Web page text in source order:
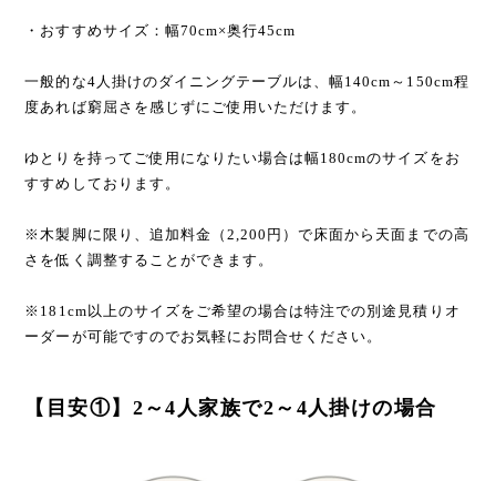
・おすすめサイズ：幅70cm×奥行45cm
一般的な4人掛けのダイニングテーブルは、幅140cm～150cm程
度あれば窮屈さを感じずにご使用いただけます。
ゆとりを持ってご使用になりたい場合は幅180cmのサイズをお
すすめしております。
※木製脚に限り、追加料金（2,200円）で床面から天面までの高
さを低く調整することができます。
※181cm以上のサイズをご希望の場合は特注での別途見積りオ
ーダーが可能ですのでお気軽にお問合せください。
【目安①】2～4人家族で2～4人掛けの場合